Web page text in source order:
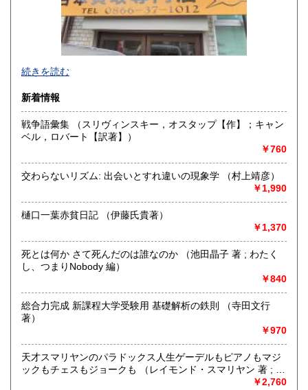
300円 福岡県
300円 長崎県
熊本県
宮崎県
沖縄県 300円
不死鳥BOOKSでは、書籍だけでなくCD、DVD、レコード、
ゲーム、おもちゃ、骨董品まであらゆるものの買い取りがで
にお問い合わせください。出張費は、無料です。
沿線名：伯備線・桃太郎線(吉備線)
最寄駅：総社駅
定休日：年中無休
不死鳥BOOKSでは、書籍だけでなくCD、DVD、レコード、
ゲーム、おもちゃ、骨董品まであらゆるものの買い取りがで
にお問い合わせください。出張費は、無料です。
哲学宗教、歴史、社会科学、自然科学、美術工芸、趣味、外
国書、サブカルチャー、古書一般（その他）
オールジャンル
続きを読む
新着情報
戦争語彙集 （スリヴィンスキー，オスタップ【作】；キャン
ベル，ロバート【訳著】）
￥760
交わらないリズム: 出会いとすれ違いの現象学 （村上靖彦）
￥1,990
樋口一葉赤貧日記 （伊藤氏貴著）
￥1,370
死とは何か さて死んだのは誰なのか （池田晶子 著 ; わたく
し、つまりNobody 編）
￥840
総合力完成 新課程大学受験用 基礎解析の鉄則 （寺田文行
著）
￥970
天才スマリヤンのパラドックス人生ゲーデルもピアノもマジ
ックもチェスもジョークも （レイモンド・スマリヤン 著 ; 高
￥2,760